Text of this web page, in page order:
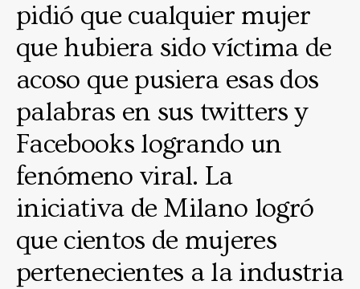
pidió que cualquier mujer
que hubiera sido víctima de
acoso que pusiera esas dos
palabras en sus twitters y
Facebooks logrando un
fenómeno viral. La
iniciativa de Milano logró
que cientos de mujeres
pertenecientes a la industria